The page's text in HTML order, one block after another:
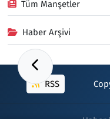
Tüm Manşetler
Haber Arşivi
RSS
Haber